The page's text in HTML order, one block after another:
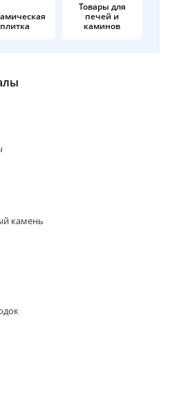
плитка
Товары для
печей и
каминов
каменьраз в 2 недели